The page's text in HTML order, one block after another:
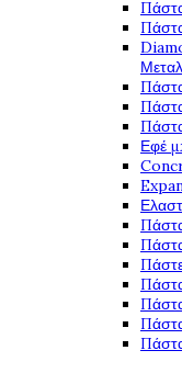
Εφέ